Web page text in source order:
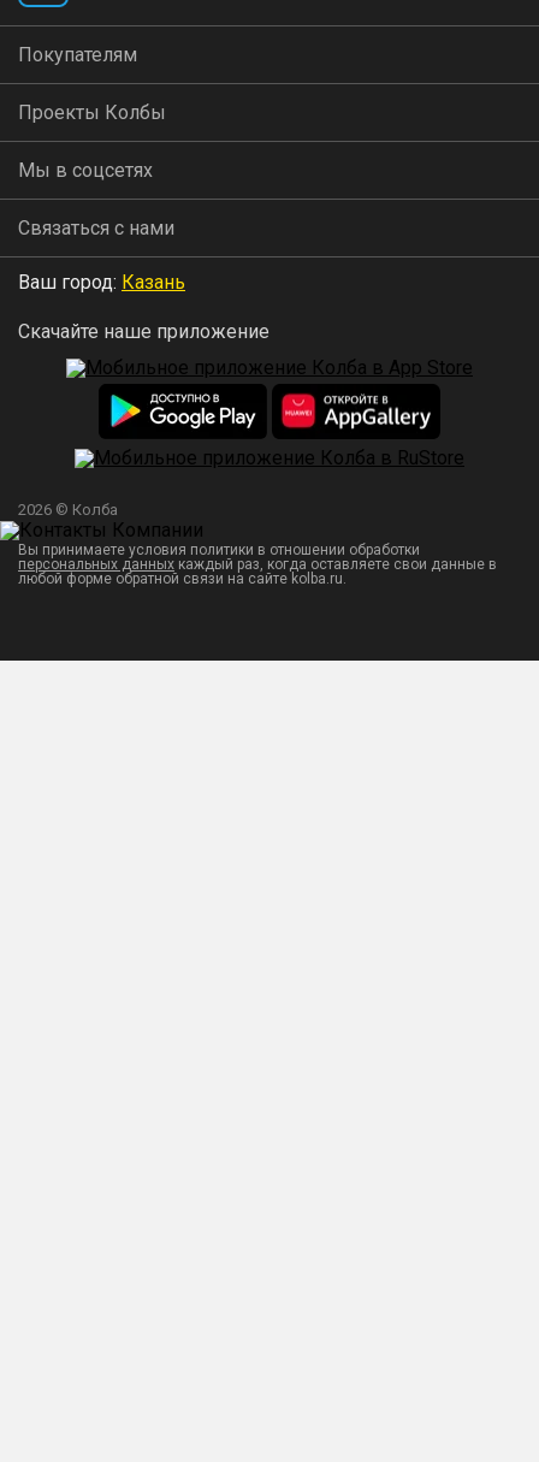
Покупателям
Проекты Колбы
Мы в соцсетях
Связаться с нами
Ваш город: Казань
Скачайте наше приложение
2026 © Колба
Вы принимаете условия политики в отношении обработки
персональных данных каждый раз, когда оставляете свои данные в
любой форме обратной связи на сайте kolba.ru.